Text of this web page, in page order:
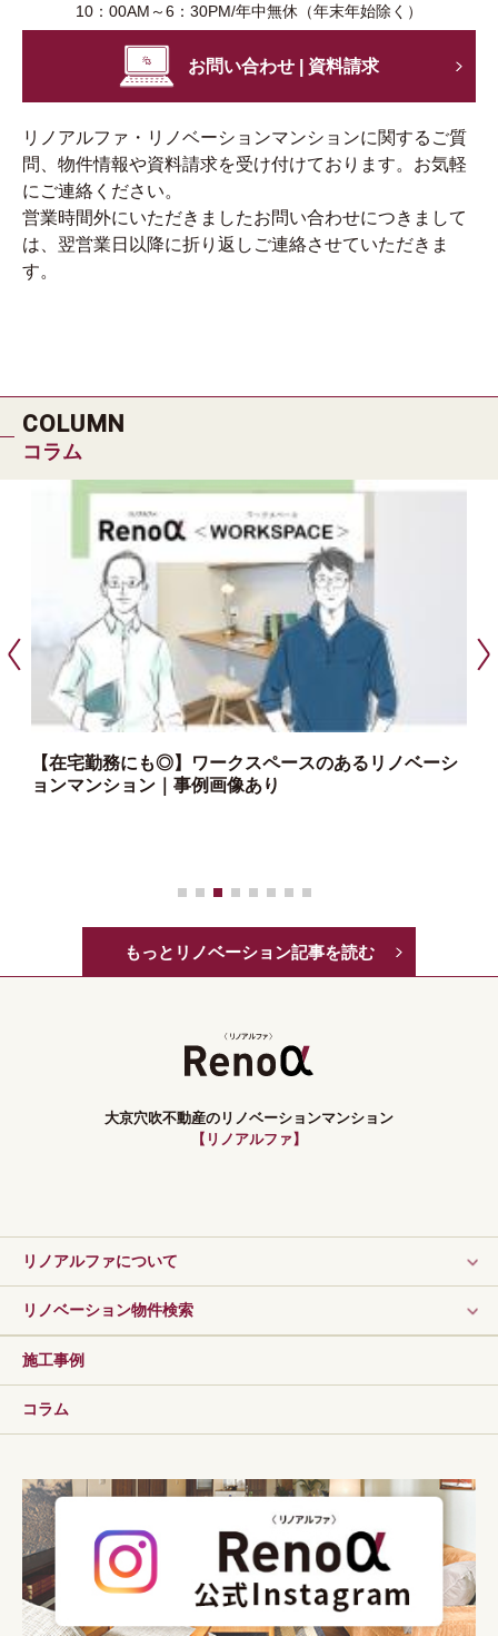
10：00AM～6：30PM/年中無休（年末年始除く）
お問い合わせ | 資料請求
リノアルファ・リノベーションマンションに関するご質
問、物件情報や資料請求を受け付けております。お気軽
にご連絡ください。
営業時間外にいただきましたお問い合わせにつきまして
は、翌営業日以降に折り返しご連絡させていただきま
す。
COLUMN
コラム
【在宅勤務にも◎】ワークスペースのあるリノベーシ
ョンマンション｜事例画像あり
もっとリノベーション記事を読む
大京穴吹不動産のリノベーションマンション
【リノアルファ】
リノアルファについて
リノベーション物件検索
施工事例
コラム